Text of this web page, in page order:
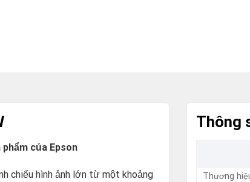
của Epson
chiếu hình ảnh lớn từ một khoảng
Thông
Thương